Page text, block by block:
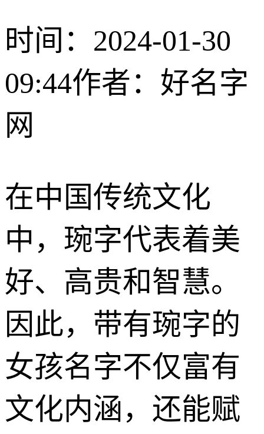
时间：2024-01-30
09:44作者：好名字
网
在中国传统文化
中，琬字代表着美
好、高贵和智慧。
因此，带有琬字的
女孩名字不仅富有
文化内涵，还能赋